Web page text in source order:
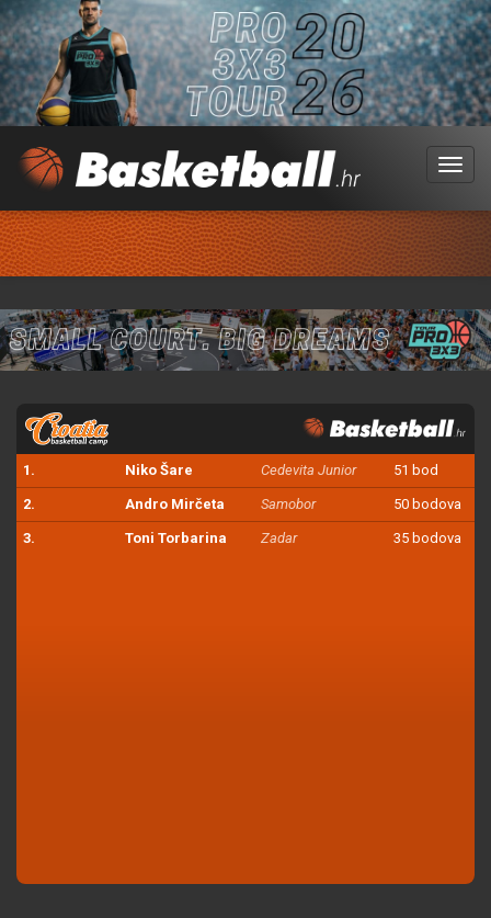
Menu
1. Niko Šare Cedevita Junior 51 bod
2. Andro Mirčeta Samobor 50 bodova
3. Toni Torbarina Zadar 35 bodova